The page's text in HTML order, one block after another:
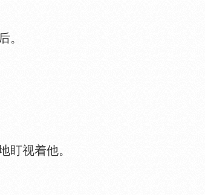
。
盯视着他。